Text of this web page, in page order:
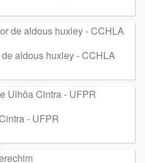
aldous huxley - CCHLA
- UFPR